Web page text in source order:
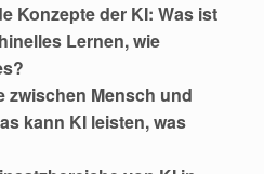
Konzepte der KI: Was ist
Lernen, wie
zwischen Mensch und
kann KI leisten, was